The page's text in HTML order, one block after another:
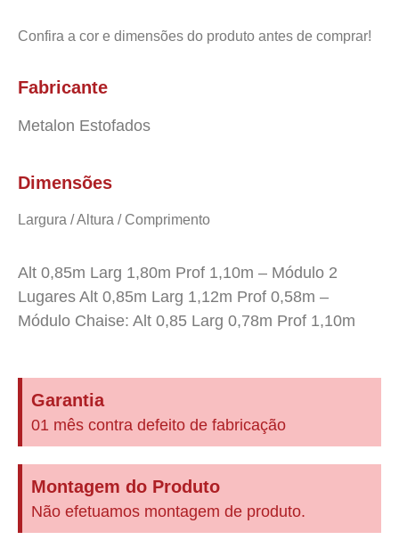
Confira a cor e dimensões do produto antes de comprar!
Fabricante
Metalon Estofados
Dimensões
Largura / Altura / Comprimento
Alt 0,85m Larg 1,80m Prof 1,10m – Módulo 2
Lugares Alt 0,85m Larg 1,12m Prof 0,58m –
Módulo Chaise: Alt 0,85 Larg 0,78m Prof 1,10m
Garantia
01 mês contra defeito de fabricação
Montagem do Produto
Não efetuamos montagem de produto.